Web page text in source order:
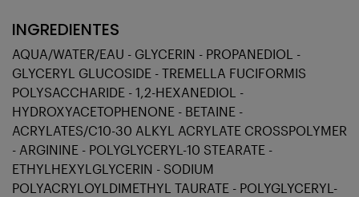
INGREDIENTES
AQUA/WATER/EAU - GLYCERIN - PROPANEDIOL -
GLYCERYL GLUCOSIDE - TREMELLA FUCIFORMIS
POLYSACCHARIDE - 1,2-HEXANEDIOL -
HYDROXYACETOPHENONE - BETAINE -
ACRYLATES/C10-30 ALKYL ACRYLATE CROSSPOLYMER
- ARGININE - POLYGLYCERYL-10 STEARATE -
ETHYLHEXYLGLYCERIN - SODIUM
POLYACRYLOYLDIMETHYL TAURATE - POLYGLYCERYL-